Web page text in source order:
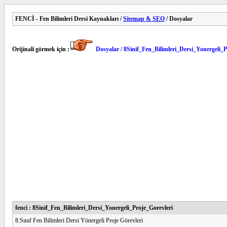
FENCİ - Fen Bilimleri Dersi Kaynakları /Sitemap & SEO / Dosyalar
Orijinali görmek için : Dosyalar /
fenci : 8Sinif_Fen_Bilimleri_Dersi_Yonergeli_Proje_Gorevleri
8.Sınıf Fen Bilimleri Dersi Yönergeli Proje Görevleri